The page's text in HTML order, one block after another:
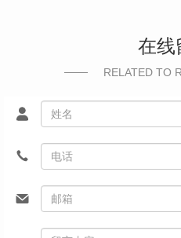
在线
RELATED TO